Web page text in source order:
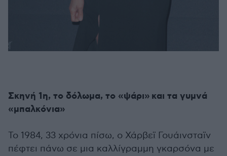
Σκηνή 1η, το δόλωμα, το «ψάρι» και τα γυμνά
«μπαλκόνια»
Το 1984, 33 χρόνια πίσω, ο Χάρβεϊ Γουάινσταϊν
πέφτει πάνω σε μια καλλίγραμμη γκαρσόνα με